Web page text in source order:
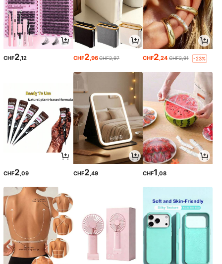
CHF2,12 CHF2,96CHF2,97 CHF2,24 CHF2,91 -23%
CHF2 ,09 CHF2 ,49 CHF1 ,08